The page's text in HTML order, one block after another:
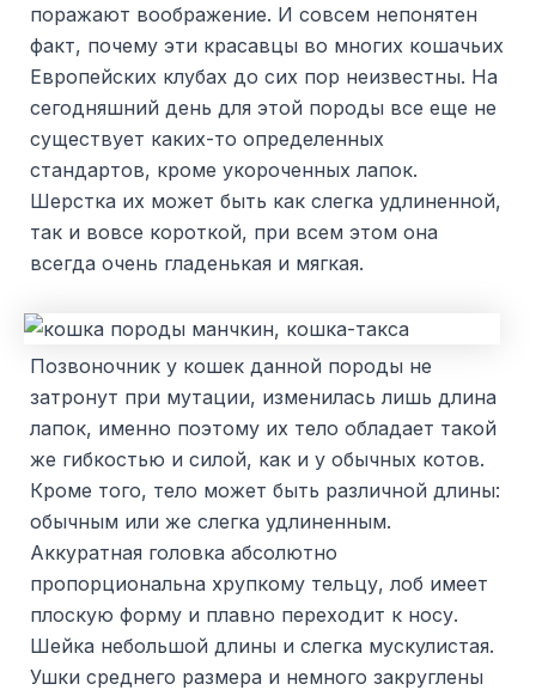
поражают воображение. И совсем непонятен
факт, почему эти красавцы во многих кошачьих
Европейских клубах до сих пор неизвестны. На
сегодняшний день для этой породы все еще не
существует каких-то определенных
стандартов, кроме укороченных лапок.
Шерстка их может быть как слегка удлиненной,
так и вовсе короткой, при всем этом она
всегда очень гладенькая и мягкая.
Позвоночник у кошек данной породы не
затронут при мутации, изменилась лишь длина
лапок, именно поэтому их тело обладает такой
же гибкостью и силой, как и у обычных котов.
Кроме того, тело может быть различной длины:
обычным или же слегка удлиненным.
Аккуратная головка абсолютно
пропорциональна хрупкому тельцу, лоб имеет
плоскую форму и плавно переходит к носу.
Шейка небольшой длины и слегка мускулистая.
Ушки среднего размера и немного закруглены